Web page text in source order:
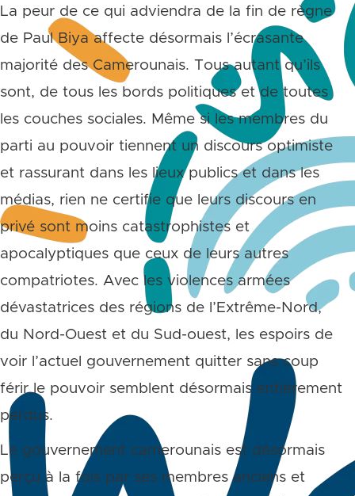
La peur de ce qui adviendra de la fin de règne
de Paul Biya affecte désormais l’écrasante
majorité des Camerounais. Tous autant qu’ils
sont, de tous les bords politiques et de toutes
les couches sociales. Même si les membres du
parti au pouvoir tiennent un discours optimiste
et rassurant dans les lieux publics et dans les
médias, rien ne certifie que leurs discours en
privé sont moins catastrophistes et
apocalyptiques que ceux de leurs autres
compatriotes. Avec les violences armées
dévastatrices des régions de l’Extrême-Nord,
du Nord-Ouest et du Sud-ouest, les espoirs de
voir l’actuel gouvernement quitter sans coup
férir le pouvoir semblent désormais entièrement
perdus.
Le gouvernement camerounais est désormais
perçu à la fois par ses membres anciens et